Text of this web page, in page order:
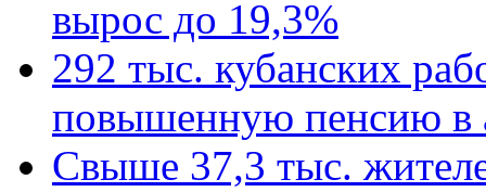
вырос до 19,3%
292 тыс. кубанских
повышенную пенсию в
Свыше 37,3 тыс.